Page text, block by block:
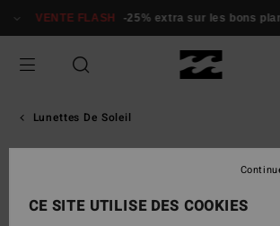
VENTE FLASH -25% extra sur les bons
Lunettes De Soleil
CE SITE UTILISE DES COOKIES